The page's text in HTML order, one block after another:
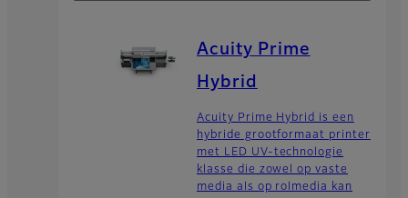
Acuity Prime
Hybrid
Acuity Prime Hybrid is een
hybride grootformaat printer
met LED UV-technologie
klasse die zowel op vaste
media als op rolmedia kan